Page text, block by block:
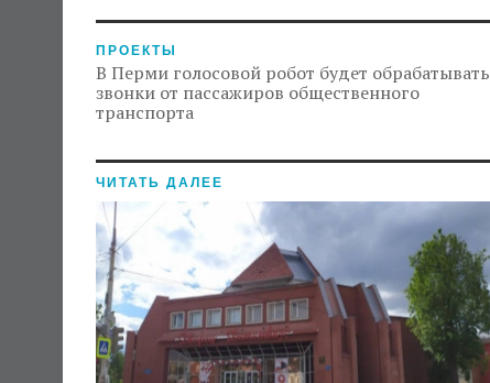
ПРОЕКТЫ
В Перми голосовой робот будет обрабатывать
звонки от пассажиров общественного
транспорта
ЧИТАТЬ ДАЛЕЕ